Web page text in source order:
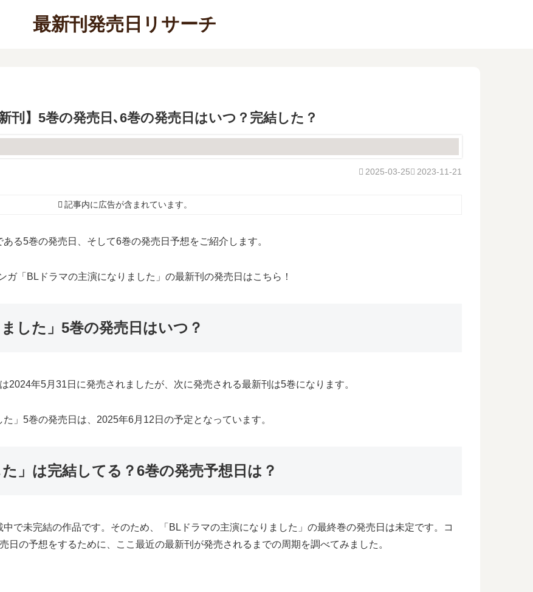
最新刊発売日リサーチ
】5巻の発売日､6巻の発売日はいつ？完結した？
2023-11-21
2025-03-25
記事内に広告が含まれています。
る5巻の発売日、そして6巻の発売日予想をご紹介します。
「BLドラマの主演になりました」の最新刊の発売日はこちら！
した」5巻の発売日はいつ？
2024年5月31日に発売されましたが、次に発売される最新刊は5巻になります。
」5巻の発売日は、2025年6月12日の予定となっています。
」は完結してる？6巻の発売予想日は？
で未完結の作品です。そのため、「BLドラマの主演になりました」の最終巻の発売日は未定です。コ
日の予想をするために、ここ最近の最新刊が発売されるまでの周期を調べてみました。